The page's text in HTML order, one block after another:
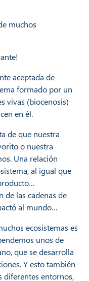
muchos
aceptada de
formado por un
vivas (biocenosis)
en él.
de que nuestra
o nuestra
Una relación
al igual que
las cadenas de
al mundo…
ecosistemas es
unos de
que se desarrolla
Y esto también
diferentes entornos,